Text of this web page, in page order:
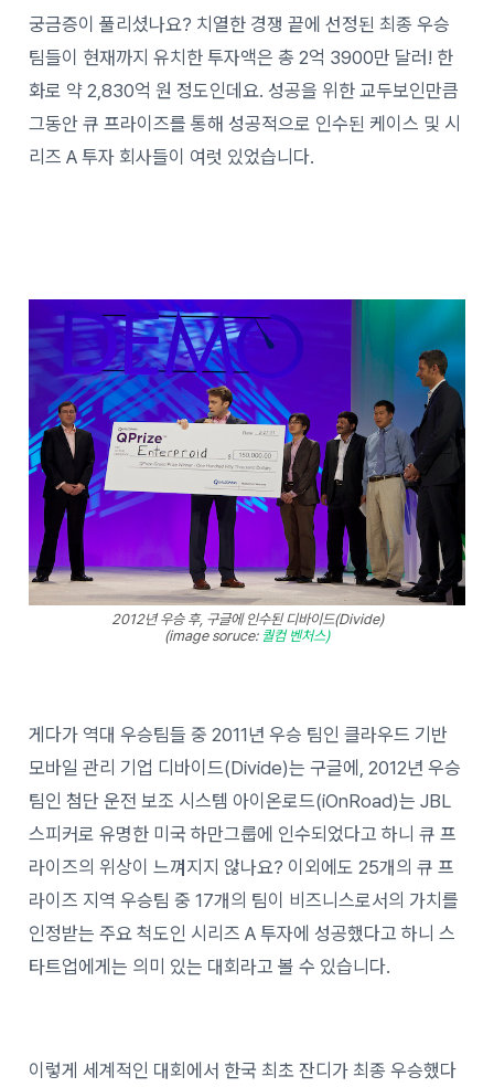
궁금증이 풀리셨나요? 치열한 경쟁 끝에 선정된 최종 우승
팀들이 현재까지 유치한 투자액은 총 2억 3900만 달러! 한
화로 약 2,830억 원 정도인데요. 성공을 위한 교두보인만큼
그동안 큐 프라이즈를 통해 성공적으로 인수된 케이스 및 시
리즈 A 투자 회사들이 여럿 있었습니다.
2012년 우승 후, 구글에 인수된 디바이드(Divide)
(image soruce: 퀄컴 벤처스)
게다가 역대 우승팀들 중 2011년 우승 팀인 클라우드 기반
모바일 관리 기업 디바이드(Divide)는 구글에, 2012년 우승
팀인 첨단 운전 보조 시스템 아이온로드(iOnRoad)는 JBL
스피커로 유명한 미국 하만그룹에 인수되었다고 하니 큐 프
라이즈의 위상이 느껴지지 않나요? 이외에도 25개의 큐 프
라이즈 지역 우승팀 중 17개의 팀이 비즈니스로서의 가치를
인정받는 주요 척도인 시리즈 A 투자에 성공했다고 하니 스
타트업에게는 의미 있는 대회라고 볼 수 있습니다.
이렇게 세계적인 대회에서 한국 최초 잔디가 최종 우승했다